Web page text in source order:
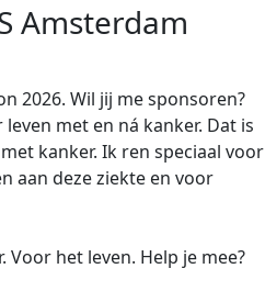
Amsterdam
2026. Wil jij me sponsoren?
met en ná kanker. Dat is
kanker. Ik ren speciaal voor
aan deze ziekte en voor
Voor het leven. Help je mee?